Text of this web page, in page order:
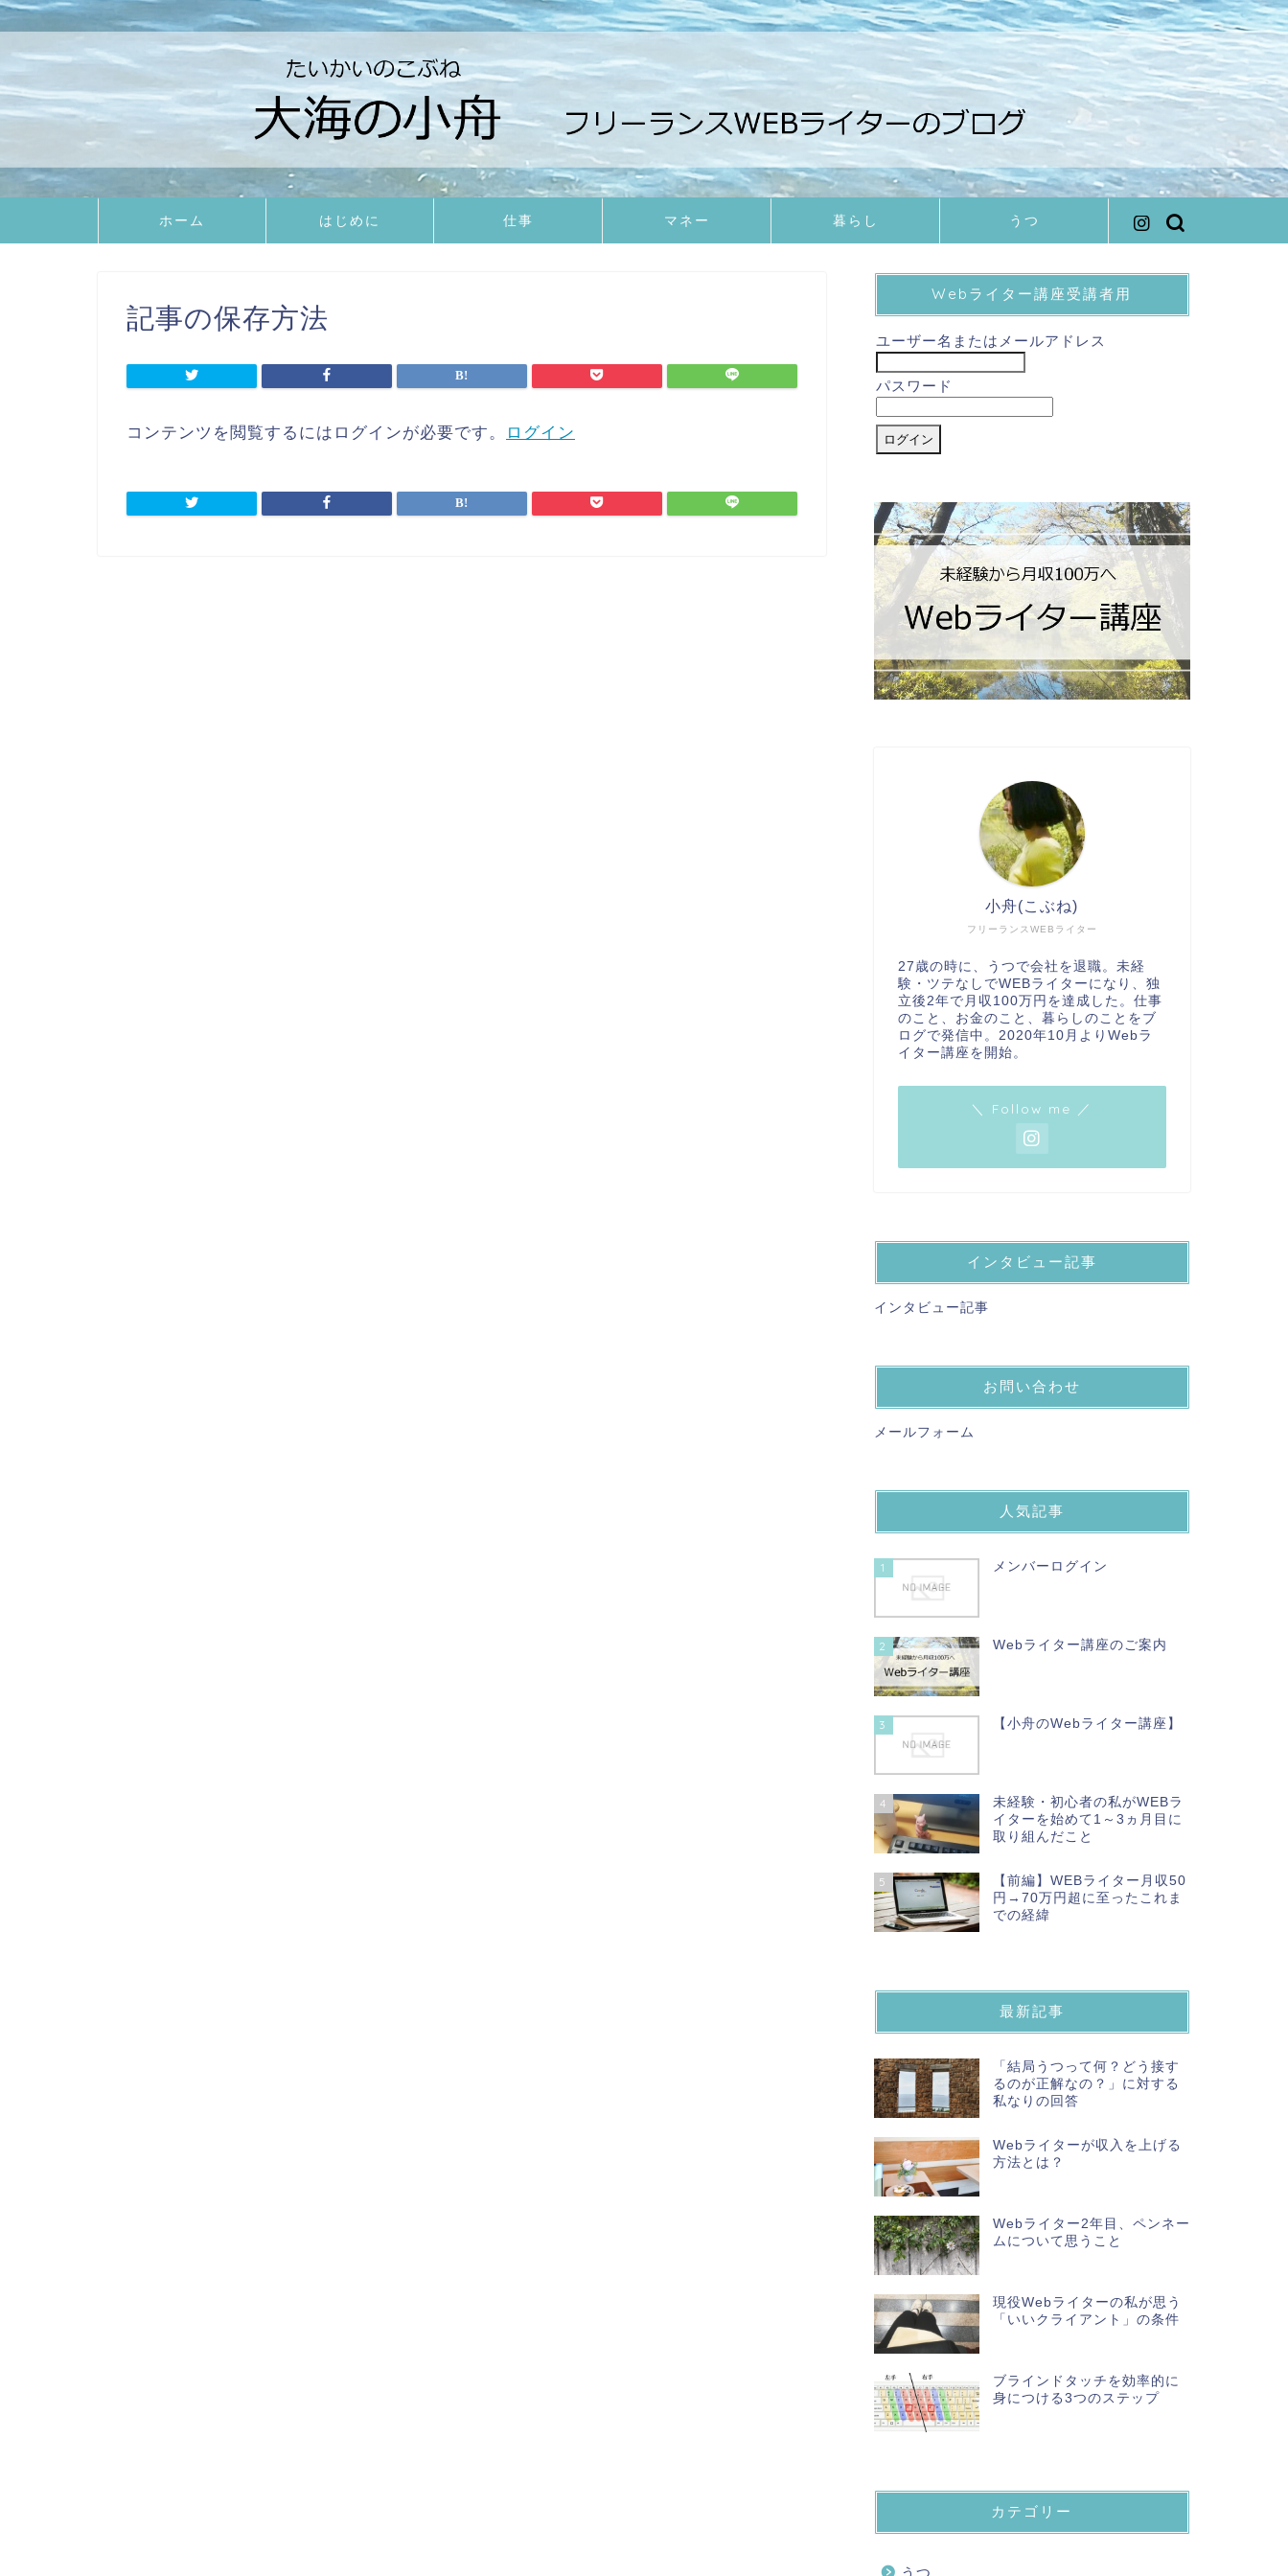
ホーム はじめに 仕事 マネー 暮らし うつ
記事の保存方法
コンテンツを閲覧するにはログインが必要です。 ログイン
Webライター講座受講者用
ユーザー名またはメールアドレス
パスワード
フリーランスWEBライター
小舟(こぶね)
27歳の時に、うつで会社を退職。未経
験・ツテなしでWEBライターになり、独
立後2年で月収100万円を達成した。仕事
のこと、お金のこと、暮らしのことをブ
ログで発信中。2020年10月よりWebラ
イター講座を開始。
＼ Follow me ／
インタビュー記事
インタビュー記事
お問い合わせ
メールフォーム
人気記事
1 メンバーログイン
2 Webライター講座のご案内
3 【小舟のWebライター講座】
4
未経験・初心者の私がWEBラ
イターを始めて1～3ヵ月目に
取り組んだこと
5
【前編】WEBライター月収50
円→70万円超に至ったこれま
での経緯
最新記事
「結局うつって何？どう接す
るのが正解なの？」に対する
私なりの回答
Webライターが収入を上げる
方法とは？
Webライター2年目、ペンネー
ムについて思うこと
現役Webライターの私が思う
「いいクライアント」の条件
ブラインドタッチを効率的に
身につける3つのステップ
カテゴリー
うつ